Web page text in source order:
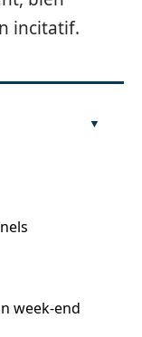
incitatif.
week-end